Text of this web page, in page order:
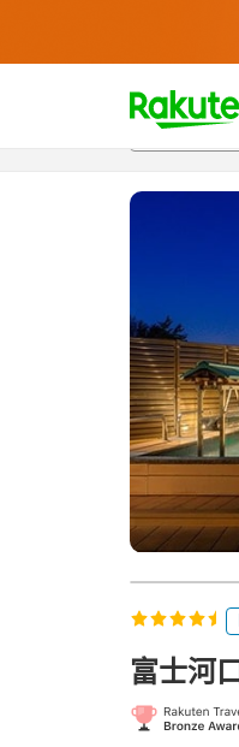
t
p
a
e
a
r
c
h
概覽房間及住
富士河